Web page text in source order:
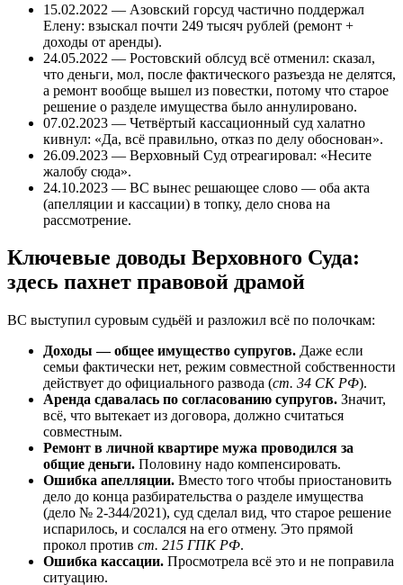
15.02.2022 — Азовский горсуд частично поддержал
Елену: взыскал почти 249 тысяч рублей (ремонт +
доходы от аренды).
24.05.2022 — Ростовский облсуд всё отменил: сказал,
что деньги, мол, после фактического разъезда не делятся,
а ремонт вообще вышел из повестки, потому что старое
решение о разделе имущества было аннулировано.
07.02.2023 — Четвёртый кассационный суд халатно
кивнул: «Да, всё правильно, отказ по делу обоснован».
26.09.2023 — Верховный Суд отреагировал: «Несите
жалобу сюда».
24.10.2023 — ВС вынес решающее слово — оба акта
(апелляции и кассации) в топку, дело снова на
рассмотрение.
Ключевые доводы Верховного Суда:
здесь пахнет правовой драмой
ВС выступил суровым судьёй и разложил всё по полочкам:
Доходы — общее имущество супругов. Даже если
семьи фактически нет, режим совместной собственности
действует до официального развода (ст. 34 СК РФ).
Аренда сдавалась по согласованию супругов. Значит,
всё, что вытекает из договора, должно считаться
совместным.
Ремонт в личной квартире мужа проводился за
общие деньги. Половину надо компенсировать.
Ошибка апелляции. Вместо того чтобы приостановить
дело до конца разбирательства о разделе имущества
(дело № 2‑344/2021), суд сделал вид, что старое решение
испарилось, и сослался на его отмену. Это прямой
прокол против ст. 215 ГПК РФ.
Ошибка кассации. Просмотрела всё это и не поправила
ситуацию.